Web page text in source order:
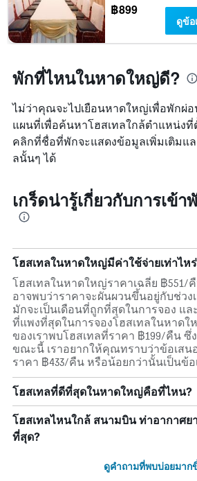
฿899
ดูข้อ
พักที่ไหนในหาดใหญ่ดี?
ไม่ว่าคุณจะไปเยือนหาดใหญ่เพื่อพักผ่
แผนที่เพื่อค้นหาโฮสเทลใกล้ตำแหน่ง
คลิกที่ชื่อที่พักจะแสดงข้อมูลเพิ่มเติมแ
ลนั้นๆ ได้
เกร็ดน่ารู้เกี่ยวกับการเข้
โฮสเทลในหาดใหญ่มีค่าใช้จ่ายเท่าไห
โฮสเทลในหาดใหญ่ราคาเฉลี่ย ฿551/
อาจพบว่าราคาจะผันผวนขึ้นอยู่กับช่วง
มักจะเป็นเดือนที่ถูกที่สุดในการจอง แ
ที่แพงที่สุดในการจองโฮสเทลในหาดใ
ของเราพบโฮสเทลที่ราคา ฿199/คืน ซึ่
ขณะนี้ เราอยากให้คุณทราบว่าข้อเส
ราคา ฿433/คืน หรือน้อยกว่านั้นเป็นข้
โฮสเทลที่ดีที่สุดในหาดใหญ่คือที่ไหน?
โฮสเทลไหนใกล้ สนามบิน ท่าอากาศ
ที่สุด?
ดูคำถามที่พบบ่อยมาก